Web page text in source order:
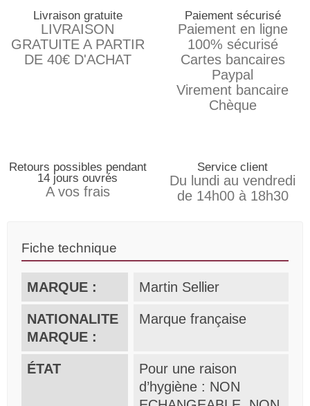
Livraison gratuite
LIVRAISON
GRATUITE A PARTIR
DE 40€ D'ACHAT
Paiement sécurisé
Paiement en ligne
100% sécurisé
Cartes bancaires
Paypal
Virement bancaire
Chèque
Retours possibles pendant
14 jours ouvrés
A vos frais
Service client
Du lundi au vendredi
de 14h00 à 18h30
Fiche technique
MARQUE : Martin Sellier
NATIONALITE
MARQUE :
Marque française
ÉTAT
Pour une raison
d’hygiène : NON